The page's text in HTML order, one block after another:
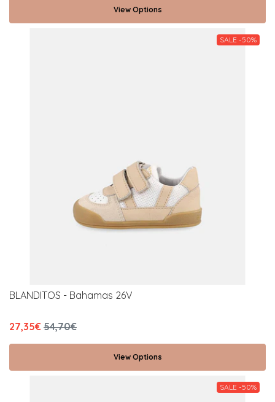
View Options
SALE -50%
BLANDITOS - Bahamas 26V
27,35€ 54,70€
View Options
SALE -50%